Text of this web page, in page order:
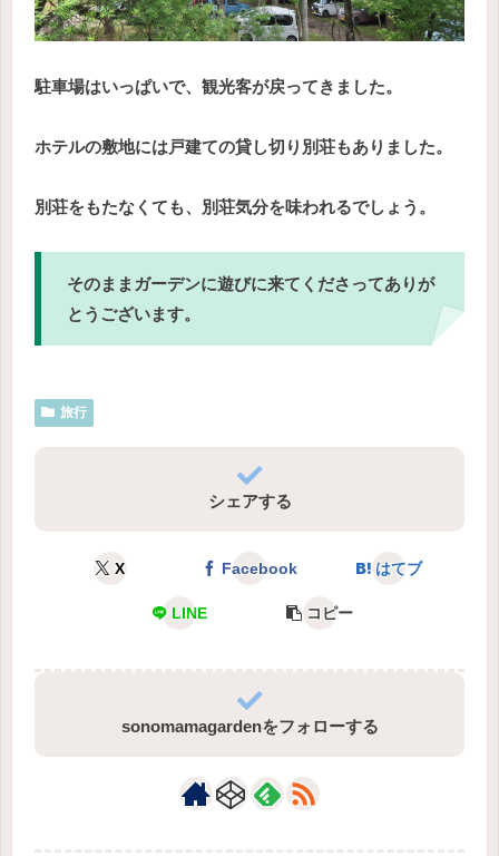
駐車場はいっぱいで、観光客が戻ってきました。
ホテルの敷地には戸建ての貸し切り別荘もありました。
別荘をもたなくても、別荘気分を味われるでしょう。
そのままガーデンに遊びに来てくださってありが
とうございます。
旅行
シェアする
X Facebook はてブ
LINE コピー
sonomamagardenをフォローする